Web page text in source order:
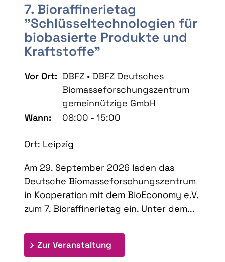
7. Bioraffinerietag
"Schlüsseltechnologien für
biobasierte Produkte und
Kraftstoffe"
Vor Ort: DBFZ • DBFZ Deutsches
Biomasseforschungszentrum
gemeinnützige GmbH
Wann:
08:00 - 15:00
Ort: Leipzig
Am 29. September 2026 laden das
Deutsche Biomasseforschungszentrum
in Kooperation mit dem BioEconomy e.V.
zum 7. Bioraffinerietag ein. Unter dem...
Zur Veranstaltung